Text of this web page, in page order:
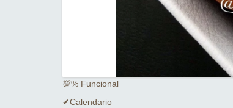
💯% Funcional
✔Calendario